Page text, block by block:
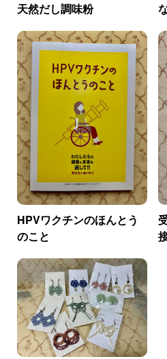
天然だし調味粉
HPVワクチンのほんとう
のこと